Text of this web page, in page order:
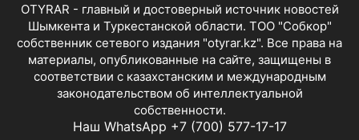
OTYRAR - главный и достоверный источник новостей
Шымкента и Туркестанской области. ТОО "Собкор"
собственник сетевого издания "otyrar.kz". Все права на
материалы, опубликованные на сайте, защищены в
соответствии с казахстанским и международным
законодательством об интеллектуальной
собственности.
Наш WhatsApp +7 (700) 577-17-17